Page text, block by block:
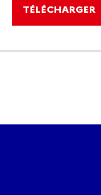
TÉLÉCHARGER